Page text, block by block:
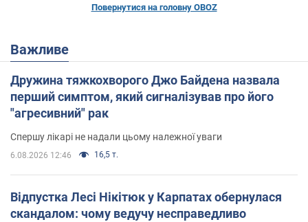
Повернутися на головну OBOZ
Важливе
Дружина тяжкохворого Джо Байдена назвала
перший симптом, який сигналізував про його
"агресивний" рак
Спершу лікарі не надали цьому належної уваги
6.08.2026 12:46 16,5 т.
Відпустка Лесі Нікітюк у Карпатах обернулася
скандалом: чому ведучу несправедливо